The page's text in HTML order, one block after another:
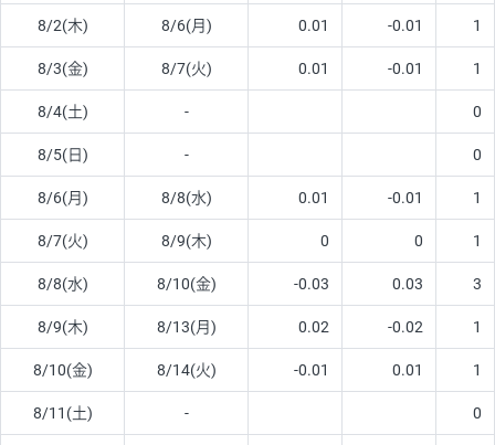
8/2(木) 8/6(月) 0.01 -0.01 1
8/3(金) 8/7(火) 0.01 -0.01 1
8/4(土) - 0
8/5(日) - 0
8/6(月) 8/8(水) 0.01 -0.01 1
8/7(火) 8/9(木) 0 0 1
8/8(水) 8/10(金) -0.03 0.03 3
8/9(木) 8/13(月) 0.02 -0.02 1
8/10(金) 8/14(火) -0.01 0.01 1
8/11(土) - 0